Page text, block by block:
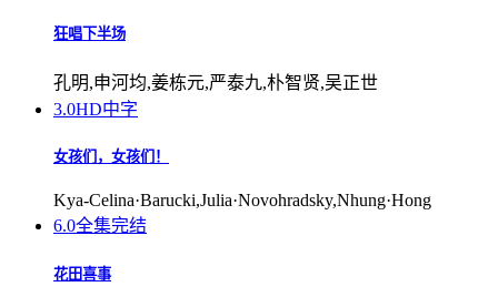
狂唱下半场
孔明,申河均,姜栋元,严泰九,朴智贤,吴正世
3.0HD中字
女孩们，女孩们！
Kya-Celina·Barucki,Julia·Novohradsky,Nhung·Hong
6.0全集完结
花田喜事